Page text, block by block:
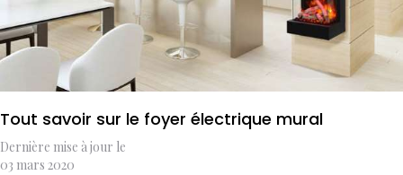
Tout savoir sur le foyer électrique mural
Dernière mise à jour le
03 mars 2020